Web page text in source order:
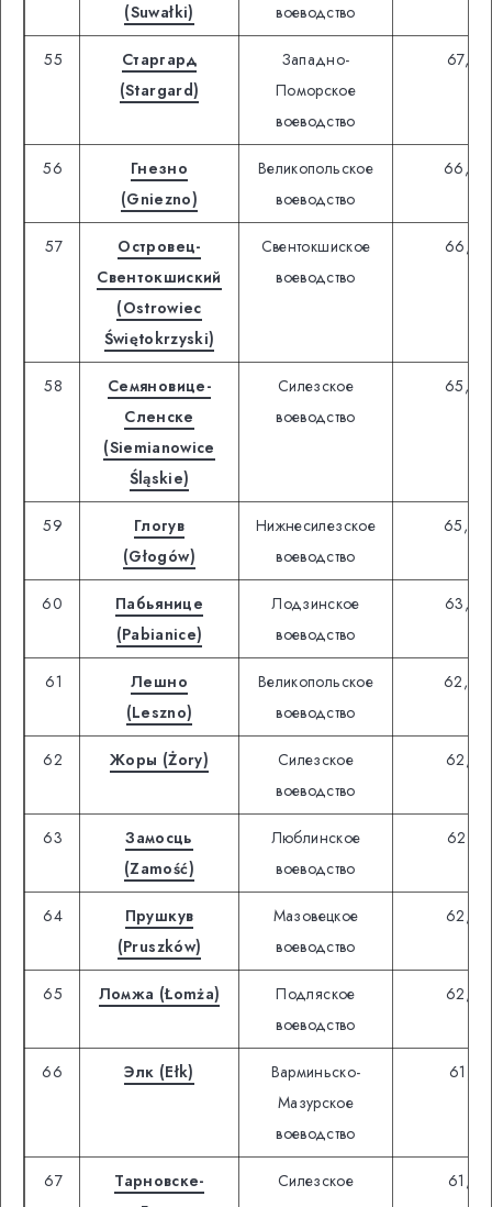
(Suwałki)
воеводство
55
Старгард
(Stargard)
Западно-
Поморское
воеводство
56
Гнезно
(Gniezno)
Великопольское
воеводство
57
Островец-
Свентокшиский
(Ostrowiec
Świętokrzyski)
Свентокшиское
воеводство
58
Семяновице-
Сленске
(Siemianowice
Śląskie)
Силезское
воеводство
59
Глогув
(Głogów)
Нижнесилезское
воеводство
60
Пабьянице
(Pabianice)
Лодзинское
воеводство
61
Лешно
(Leszno)
Великопольское
воеводство
62 Жоры (Żory)
Силезское
воеводство
63
Замосць
(Zamość)
Люблинское
воеводство
64
Прушкув
(Pruszków)
Мазовецкое
воеводство
65 Ломжа (Łomża)
Подляское
воеводство
66 Элк (Ełk)
Варминьско-
Мазурское
воеводство
67
Тарновске-
Силезское